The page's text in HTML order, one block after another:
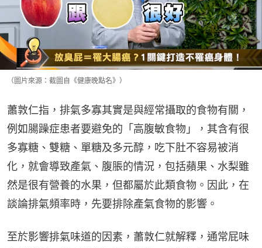
（圖片來源：截圖自《健康晚點名》）
蕭敦仁指，排氣多寡其實是與經常攝取的食物有關，
例如腸躁症患者要避免的「高腹敏食物」，其含有很
多寡糖、雙糖、單糖及多元醇，吃下肚不容易被消
化，就會導致產氣、腹脹的情況，包括蘋果、水梨雖
然是很有營養的水果，但都屬於此類食物。因此，在
談論排氣頻率時，先要排除產氣食物的影響。
至於影響排氣味道的因素，蕭敦仁就解釋，通常屁味